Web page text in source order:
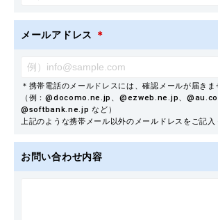
メールアドレス ＊
＊携帯電話のメールドレスには、確認メールが届きま
（例：@docomo.ne.jp、@ezweb.ne.jp、
@softbank.ne.jp など）
上記のような携帯メール以外のメールドレスをご記入
お問い合わせ内容